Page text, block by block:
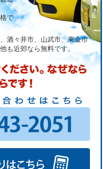
で
酒々井市、山武市、東金市
も近郊なら無料です。